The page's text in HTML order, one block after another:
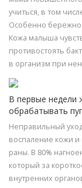
учиться, в том
Особенно бережно
Кожа малыша
противостоять
в организм при
В первые недели
обрабатывать
Неправильный
воспаление кожи и
раны. В 80%
который за
внутренних